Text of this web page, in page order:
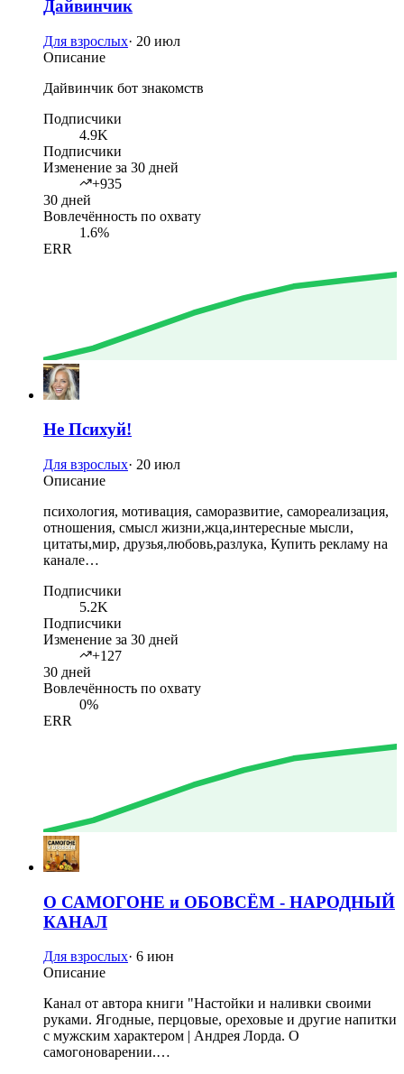
Дайвинчик
Для взрослых· 20 июл
Описание
Дайвинчик бот знакомств
Подписчики
4.9K
Подписчики
Изменение за 30 дней
+935
30 дней
Вовлечённость по охвату
1.6%
ERR
Не Психуй!
Для взрослых· 20 июл
Описание
психология, мотивация, саморазвитие, самореализация,
отношения, смысл жизни,жца,интересные мысли,
цитаты,мир, друзья,любовь,разлука, Купить рекламу на
канале…
Подписчики
5.2K
Подписчики
Изменение за 30 дней
+127
30 дней
Вовлечённость по охвату
0%
ERR
О САМОГОНЕ и ОБОВСЁМ - НАРОДНЫЙ
КАНАЛ
Для взрослых· 6 июн
Описание
Канал от автора книги "Настойки и наливки своими
руками. Ягодные, перцовые, ореховые и другие напитки
с мужским характером | Андрея Лорда. О
самогоноварении.…